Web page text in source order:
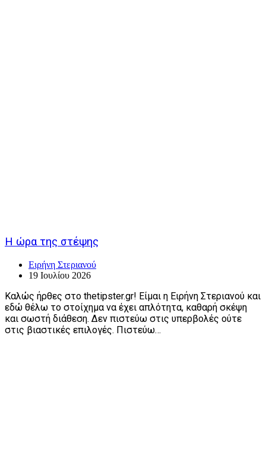
Η ώρα της στέψης
Ειρήνη Στεριανού
19 Ιουλίου 2026
Καλώς ήρθες στο thetipster.gr! Είμαι η Ειρήνη Στεριανού και
εδώ θέλω το στοίχημα να έχει απλότητα, καθαρή σκέψη
και σωστή διάθεση. Δεν πιστεύω στις υπερβολές ούτε
στις βιαστικές επιλογές. Πιστεύω…